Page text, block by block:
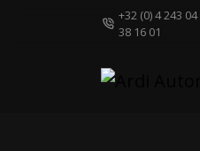
+32 (0) 4 243
38 16 01